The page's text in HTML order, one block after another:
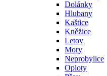
Dolánky
Hlubany
Kaštice
Kněžice
Letov
Mory
Neprobylice
Oploty